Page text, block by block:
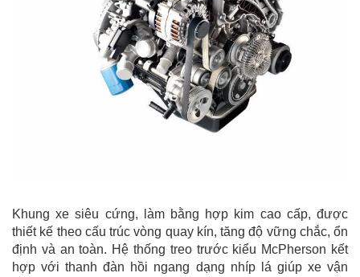
Khung xe siêu cứng, làm bằng hợp kim cao cấp, được
thiết kế theo cấu trúc vòng quay kín, tăng độ vững chắc, ổn
định và an toàn. Hệ thống treo trước kiểu McPherson kết
hợp với thanh đàn hồi ngang dạng nhíp lá giúp xe vận